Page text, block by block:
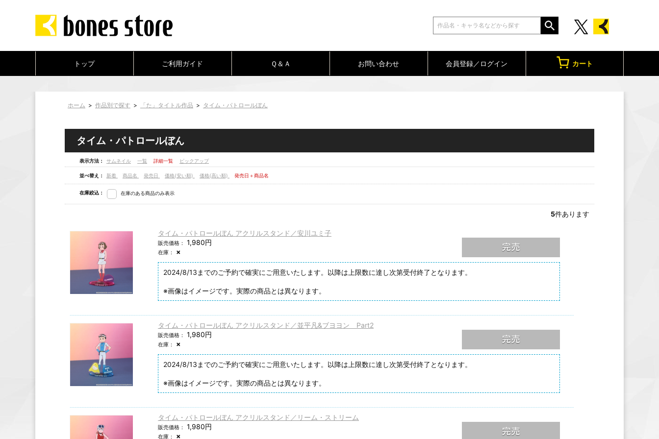
トップ ご利用ガイド Ｑ＆Ａ お問い合わせ 会員登録／ログイン カート
ホーム > 作品別で探す > 「た」タイトル作品 > タイム・パトロールぼん
タイム・パトロールぼん
表示方法： サムネイル 一覧 詳細一覧 ピックアップ
並べ替え： 新着 商品名 発売日 価格(安い順) 価格(高い順) 発売日＋商品名
在庫絞込： 在庫のある商品のみ表示
5件あります
タイム・パトロールぼん アクリルスタンド／安川ユミ子
販売価格： 1,980円
在庫： ×
2024/8/13までのご予約で確実にご用意いたします。以降は上限数に達し次第受付終了となります。
※画像はイメージです。実際の商品とは異なります。
タイム・パトロールぼん アクリルスタンド／並平凡&ブヨヨン Part2
販売価格： 1,980円
在庫： ×
2024/8/13までのご予約で確実にご用意いたします。以降は上限数に達し次第受付終了となります。
※画像はイメージです。実際の商品とは異なります。
タイム・パトロールぼん アクリルスタンド／リーム・ストリーム
販売価格： 1,980円
在庫： ×